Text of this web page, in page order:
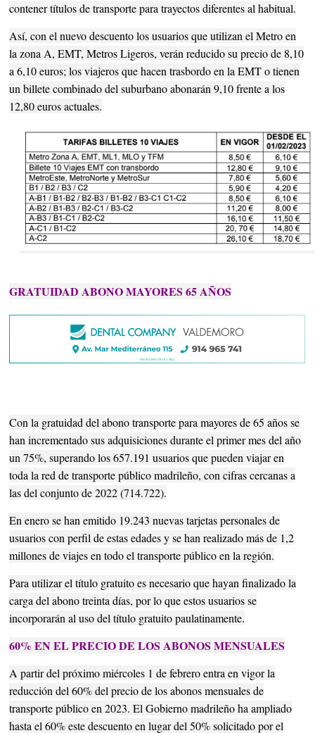
contener títulos de transporte para trayectos diferentes al habitual.
Así, con el nuevo descuento los usuarios que utilizan el Metro en
la zona A, EMT, Metros Ligeros, verán reducido su precio de 8,10
a 6,10 euros; los viajeros que hacen trasbordo en la EMT o tienen
un billete combinado del suburbano abonarán 9,10 frente a los
12,80 euros actuales.
GRATUIDAD ABONO MAYORES 65 AÑOS
Con la gratuidad del abono transporte para mayores de 65 años se
han incrementado sus adquisiciones durante el primer mes del año
un 75%, superando los 657.191 usuarios que pueden viajar en
toda la red de transporte público madrileño, con cifras cercanas a
las del conjunto de 2022 (714.722).
En enero se han emitido 19.243 nuevas tarjetas personales de
usuarios con perfil de estas edades y se han realizado más de 1,2
millones de viajes en todo el transporte público en la región.
Para utilizar el título gratuito es necesario que hayan finalizado la
carga del abono treinta días, por lo que estos usuarios se
incorporarán al uso del título gratuito paulatinamente.
60% EN EL PRECIO DE LOS ABONOS MENSUALES
A partir del próximo miércoles 1 de febrero entra en vigor la
reducción del 60% del precio de los abonos mensuales de
transporte público en 2023. El Gobierno madrileño ha ampliado
hasta el 60% este descuento en lugar del 50% solicitado por el